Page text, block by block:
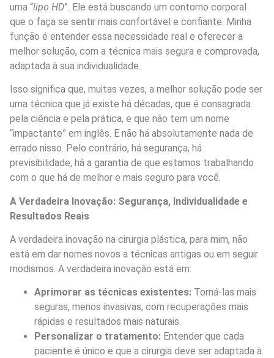
uma “lipo HD”. Ele está buscando um contorno corporal
que o faça se sentir mais confortável e confiante. Minha
função é entender essa necessidade real e oferecer a
melhor solução, com a técnica mais segura e comprovada,
adaptada à sua individualidade.
Isso significa que, muitas vezes, a melhor solução pode ser
uma técnica que já existe há décadas, que é consagrada
pela ciência e pela prática, e que não tem um nome
“impactante” em inglês. E não há absolutamente nada de
errado nisso. Pelo contrário, há segurança, há
previsibilidade, há a garantia de que estamos trabalhando
com o que há de melhor e mais seguro para você.
A Verdadeira Inovação: Segurança, Individualidade e
Resultados Reais
A verdadeira inovação na cirurgia plástica, para mim, não
está em dar nomes novos a técnicas antigas ou em seguir
modismos. A verdadeira inovação está em:
Aprimorar as técnicas existentes: Torná-las mais
seguras, menos invasivas, com recuperações mais
rápidas e resultados mais naturais.
Personalizar o tratamento: Entender que cada
paciente é único e que a cirurgia deve ser adaptada à